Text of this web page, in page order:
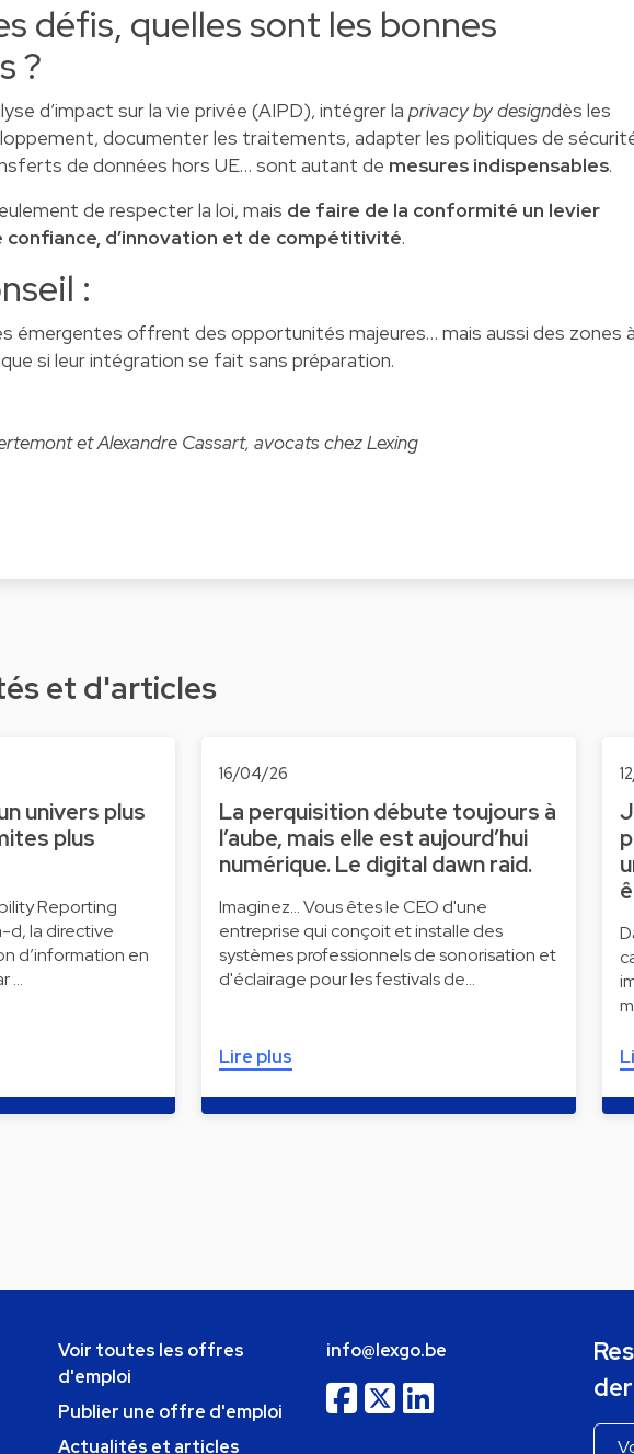
défis, quelles sont les bonnes
?
d’impact sur la vie privée (AIPD), intégrer la privacy by designdès les
documenter les traitements, adapter les politiques de
de données hors UE… sont autant de mesures indispensables.
de respecter la loi, mais de faire de la conformité un levier
d’innovation et de compétitivité.
:
émergentes offrent des opportunités majeures… mais aussi des zones
si leur intégration se fait sans préparation.
et Alexandre Cassart, avocats chez Lexing
et d'articles
univers plus
plus
Reporting
d, la directive
d’information en
…
16/04/26
La perquisition débute toujours à
l’aube, mais elle est aujourd’hui
numérique. Le digital dawn raid.
Imaginez... Vous êtes le CEO d'une
entreprise qui conçoit et installe des
systèmes professionnels de sonorisation et
d'éclairage pour les festivals de…
Lire plus
Voir toutes les offres
d'emploi
Publier une offre d'emploi
Actualités et articles
info@lexgo.be